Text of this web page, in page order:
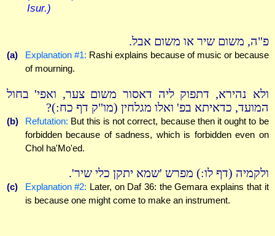
Isur.)
פ"ה, משום שיר או משום אבל.
(a) Explanation #1: Rashi explains because of music or because
of mourning.
ולא נהירא, דתפוק ליה דאסור משום צער, ואפי' בחול
המועד, כדאיתא בפ' ואלו מגלחין (מו"ק דף כח:)?
(b) Refutation: But this is not correct, because then it ought to be
forbidden because of sadness, which is forbidden even on
Chol ha'Mo'ed.
ולקמיה (דף לו:) מפרש 'שמא יתקן כלי שיר'.
(c) Explanation #2: Later, on Daf 36: the Gemara explains that it
is because one might come to make an instrument.